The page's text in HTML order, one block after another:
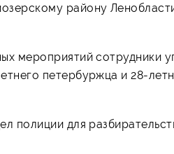
району
мероприятий сотрудники
петербуржца и 28-
полиции для